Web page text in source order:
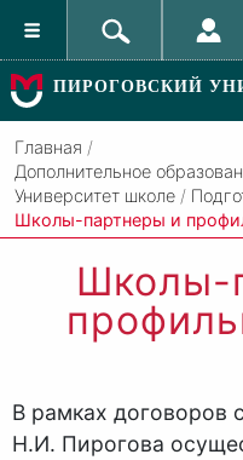
ПИРОГОВСКИЙ
Главная /
Дополнительное
Университет школе /
Школы-партнеры и
Школы-
В рамках
Н.И. Пирогова